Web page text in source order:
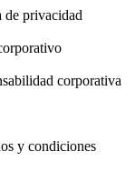
de privacidad
corporativa
y condiciones